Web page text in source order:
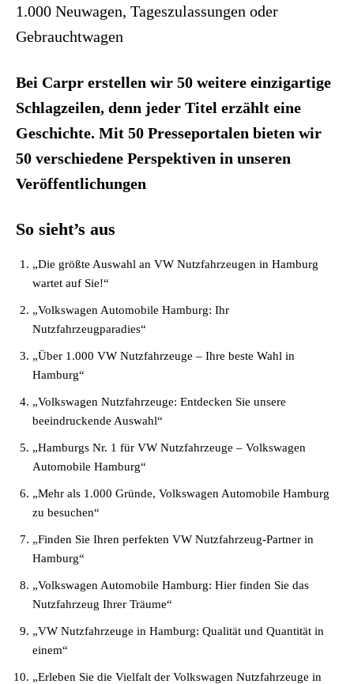
1.000 Neuwagen, Tageszulassungen oder
Gebrauchtwagen
Bei Carpr erstellen wir 50 weitere einzigartige
Schlagzeilen, denn jeder Titel erzählt eine
Geschichte. Mit 50 Presseportalen bieten wir
50 verschiedene Perspektiven in unseren
Veröffentlichungen
So sieht’s aus
„Die größte Auswahl an VW Nutzfahrzeugen in Hamburg
wartet auf Sie!“
„Volkswagen Automobile Hamburg: Ihr
Nutzfahrzeugparadies“
„Über 1.000 VW Nutzfahrzeuge – Ihre beste Wahl in
Hamburg“
„Volkswagen Nutzfahrzeuge: Entdecken Sie unsere
beeindruckende Auswahl“
„Hamburgs Nr. 1 für VW Nutzfahrzeuge – Volkswagen
Automobile Hamburg“
„Mehr als 1.000 Gründe, Volkswagen Automobile Hamburg
zu besuchen“
„Finden Sie Ihren perfekten VW Nutzfahrzeug-Partner in
Hamburg“
„Volkswagen Automobile Hamburg: Hier finden Sie das
Nutzfahrzeug Ihrer Träume“
„VW Nutzfahrzeuge in Hamburg: Qualität und Quantität in
einem“
„Erleben Sie die Vielfalt der Volkswagen Nutzfahrzeuge in